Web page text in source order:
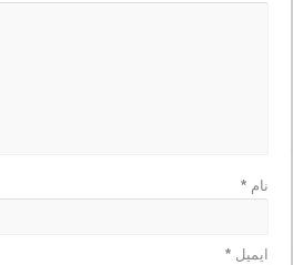
نام*
ایمیل*